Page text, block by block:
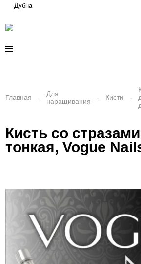
Дубна
Главная
Для
наращивания
Кисти
Кисть со
тонкая, Vogue